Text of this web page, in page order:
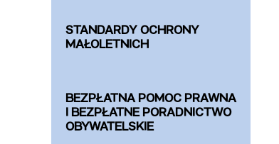
STANDARDY OCHRONY
MAŁOLETNICH
BEZPŁATNA POMOC PRAWNA
I BEZPŁATNE PORADNICTWO
OBYWATELSKIE